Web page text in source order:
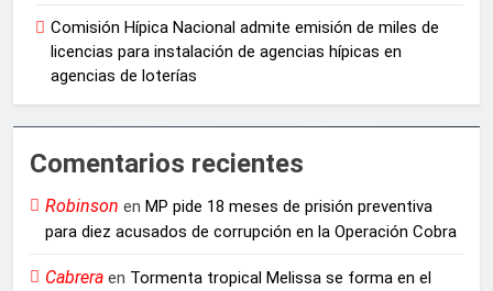
Comisión Hípica Nacional admite emisión de miles de
licencias para instalación de agencias hípicas en
agencias de loterías
Comentarios recientes
Robinson en MP pide 18 meses de prisión preventiva
para diez acusados de corrupción en la Operación Cobra
Cabrera en Tormenta tropical Melissa se forma en el